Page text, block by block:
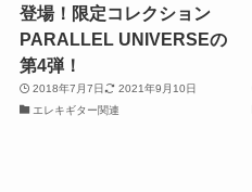
登場！限定コレクション
PARALLEL UNIVERSEの
第4弾！
2018年7月7日
2021年9月10日
エレキギター関連